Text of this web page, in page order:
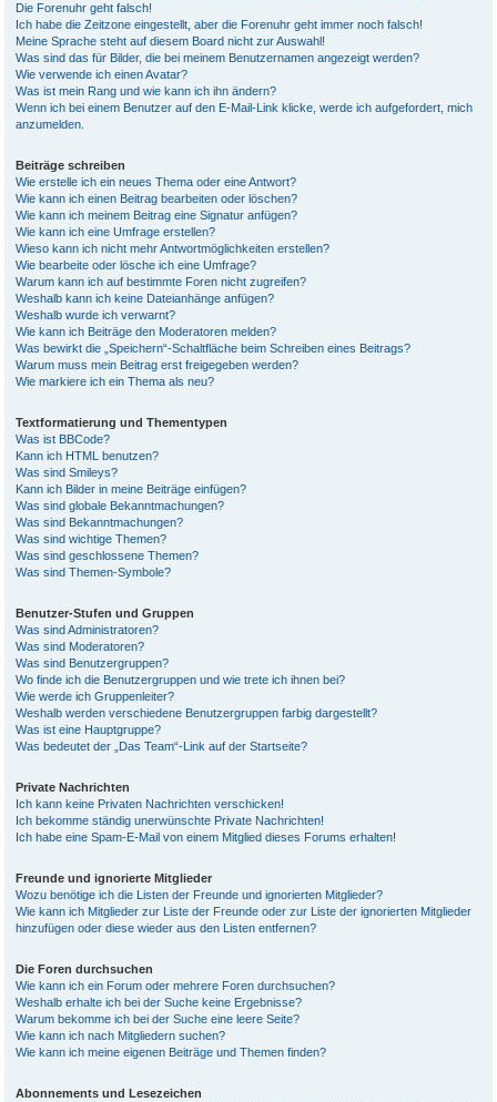
Die Forenuhr geht falsch!
Ich habe die Zeitzone eingestellt, aber die Forenuhr geht immer noch falsch!
Meine Sprache steht auf diesem Board nicht zur Auswahl!
Was sind das für Bilder, die bei meinem Benutzernamen angezeigt werden?
Wie verwende ich einen Avatar?
Was ist mein Rang und wie kann ich ihn ändern?
Wenn ich bei einem Benutzer auf den E-Mail-Link klicke, werde ich aufgefordert, mich
anzumelden.
Beiträge schreiben
Wie erstelle ich ein neues Thema oder eine Antwort?
Wie kann ich einen Beitrag bearbeiten oder löschen?
Wie kann ich meinem Beitrag eine Signatur anfügen?
Wie kann ich eine Umfrage erstellen?
Wieso kann ich nicht mehr Antwortmöglichkeiten erstellen?
Wie bearbeite oder lösche ich eine Umfrage?
Warum kann ich auf bestimmte Foren nicht zugreifen?
Weshalb kann ich keine Dateianhänge anfügen?
Weshalb wurde ich verwarnt?
Wie kann ich Beiträge den Moderatoren melden?
Was bewirkt die „Speichern“-Schaltfläche beim Schreiben eines Beitrags?
Warum muss mein Beitrag erst freigegeben werden?
Wie markiere ich ein Thema als neu?
Textformatierung und Thementypen
Was ist BBCode?
Kann ich HTML benutzen?
Was sind Smileys?
Kann ich Bilder in meine Beiträge einfügen?
Was sind globale Bekanntmachungen?
Was sind Bekanntmachungen?
Was sind wichtige Themen?
Was sind geschlossene Themen?
Was sind Themen-Symbole?
Benutzer-Stufen und Gruppen
Was sind Administratoren?
Was sind Moderatoren?
Was sind Benutzergruppen?
Wo finde ich die Benutzergruppen und wie trete ich ihnen bei?
Wie werde ich Gruppenleiter?
Weshalb werden verschiedene Benutzergruppen farbig dargestellt?
Was ist eine Hauptgruppe?
Was bedeutet der „Das Team“-Link auf der Startseite?
Private Nachrichten
Ich kann keine Privaten Nachrichten verschicken!
Ich bekomme ständig unerwünschte Private Nachrichten!
Ich habe eine Spam-E-Mail von einem Mitglied dieses Forums erhalten!
Freunde und ignorierte Mitglieder
Wozu benötige ich die Listen der Freunde und ignorierten Mitglieder?
Wie kann ich Mitglieder zur Liste der Freunde oder zur Liste der ignorierten Mitglieder
hinzufügen oder diese wieder aus den Listen entfernen?
Die Foren durchsuchen
Wie kann ich ein Forum oder mehrere Foren durchsuchen?
Weshalb erhalte ich bei der Suche keine Ergebnisse?
Warum bekomme ich bei der Suche eine leere Seite?
Wie kann ich nach Mitgliedern suchen?
Wie kann ich meine eigenen Beiträge und Themen finden?
Abonnements und Lesezeichen